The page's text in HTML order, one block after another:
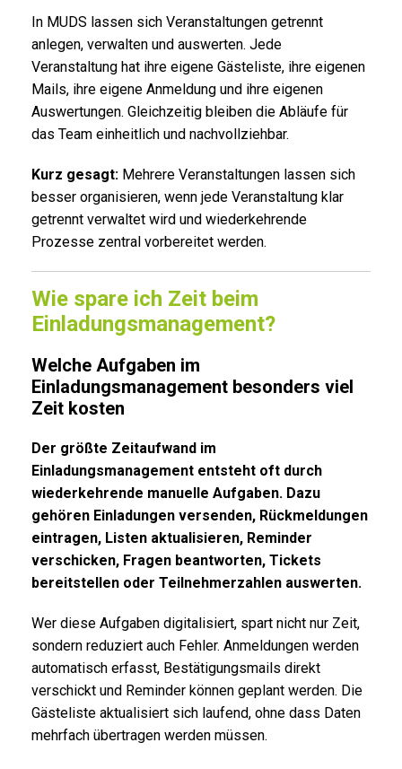
In MUDS lassen sich Veranstaltungen getrennt
anlegen, verwalten und auswerten. Jede
Veranstaltung hat ihre eigene Gästeliste, ihre eigenen
Mails, ihre eigene Anmeldung und ihre eigenen
Auswertungen. Gleichzeitig bleiben die Abläufe für
das Team einheitlich und nachvollziehbar.
Kurz gesagt: Mehrere Veranstaltungen lassen sich
besser organisieren, wenn jede Veranstaltung klar
getrennt verwaltet wird und wiederkehrende
Prozesse zentral vorbereitet werden.
Wie spare ich Zeit beim
Einladungsmanagement?
Welche Aufgaben im
Einladungsmanagement besonders viel
Zeit kosten
Der größte Zeitaufwand im
Einladungsmanagement entsteht oft durch
wiederkehrende manuelle Aufgaben. Dazu
gehören Einladungen versenden, Rückmeldungen
eintragen, Listen aktualisieren, Reminder
verschicken, Fragen beantworten, Tickets
bereitstellen oder Teilnehmerzahlen auswerten.
Wer diese Aufgaben digitalisiert, spart nicht nur Zeit,
sondern reduziert auch Fehler. Anmeldungen werden
automatisch erfasst, Bestätigungsmails direkt
verschickt und Reminder können geplant werden. Die
Gästeliste aktualisiert sich laufend, ohne dass Daten
mehrfach übertragen werden müssen.